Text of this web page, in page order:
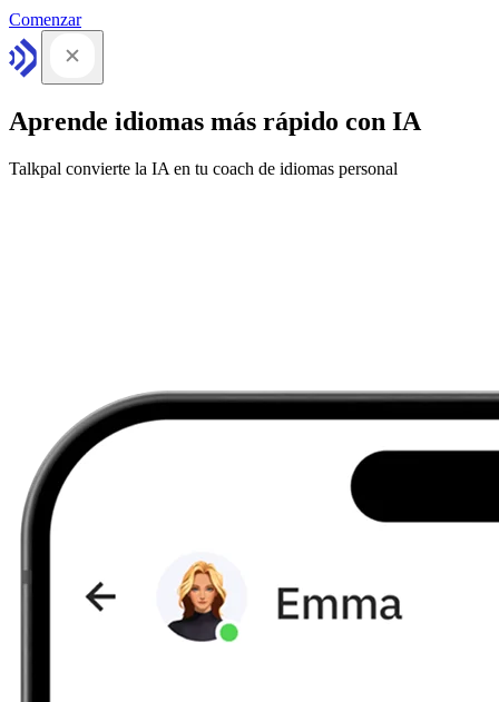
Comenzar
Aprende idiomas más rápido con IA
Talkpal convierte la IA en tu coach de idiomas personal